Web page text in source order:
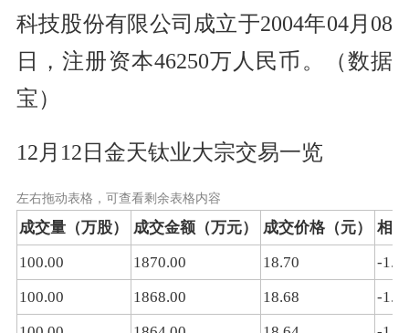
科技股份有限公司成立于2004年04月08
日，注册资本46250万人民币。（数据
宝）
12月12日金天钛业大宗交易一览
左右拖动表格，可查看剩余表格内容
成交量（万股） 成交金额（万元） 成交价格（元）
相
100.00
1870.00 18.70
-
100.00
1868.00 18.68
-